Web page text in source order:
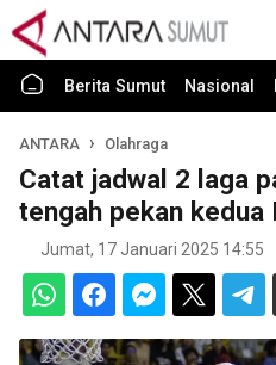
Berita Sumut Nasional
ANTARA Olahraga
Catat jadwal 2 laga
tengah pekan kedua
Jumat, 17 Januari 2025 14:55